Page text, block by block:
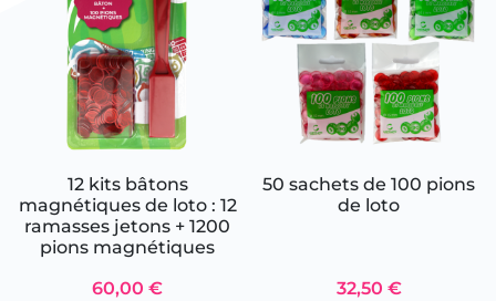
12 kits bâtons
magnétiques de loto : 12
ramasses jetons + 1200
pions magnétiques
60,00 €
50 sachets de 100 pions
de loto
32,50 €